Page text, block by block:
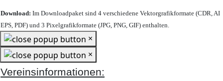
Download: Im Downloadpaket sind 4 verschiedene Vektorgrafikformate (CDR, AI
EPS, PDF) und 3 Pixelgrafikformate (JPG, PNG, GIF) enthalten.
×
×
Vereinsinformationen: